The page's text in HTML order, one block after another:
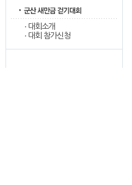
· 대회소개
· 대회 참가신청